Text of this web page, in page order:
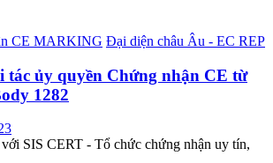
CE MARKING Đại diện châu Âu - EC REP
tác ủy quyền Chứng nhận CE từ
1282
SIS CERT - Tổ chức chứng nhận uy tín,